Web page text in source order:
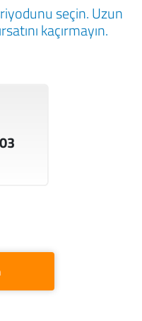
seçin. Uzun
kaçırmayın.